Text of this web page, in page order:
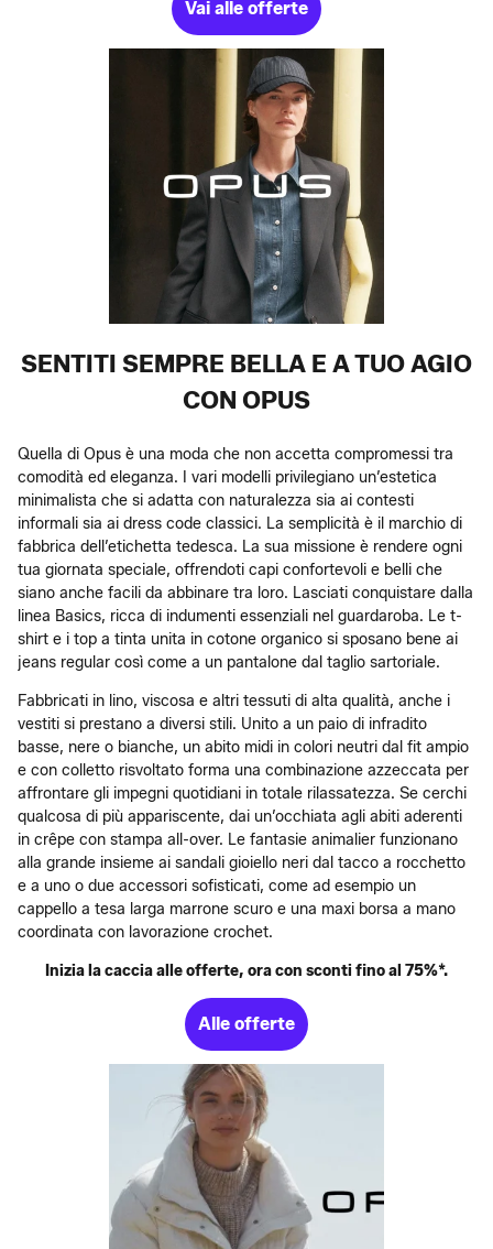
Vai alle offerte
SENTITI SEMPRE BELLA E A TUO AGIO
CON OPUS
Quella di Opus è una moda che non accetta compromessi tra
comodità ed eleganza. I vari modelli privilegiano un’estetica
minimalista che si adatta con naturalezza sia ai contesti
informali sia ai dress code classici. La semplicità è il marchio di
fabbrica dell’etichetta tedesca. La sua missione è rendere ogni
tua giornata speciale, offrendoti capi confortevoli e belli che
siano anche facili da abbinare tra loro. Lasciati conquistare dalla
linea Basics, ricca di indumenti essenziali nel guardaroba. Le t-
shirt e i top a tinta unita in cotone organico si sposano bene ai
jeans regular così come a un pantalone dal taglio sartoriale.
Fabbricati in lino, viscosa e altri tessuti di alta qualità, anche i
vestiti si prestano a diversi stili. Unito a un paio di infradito
basse, nere o bianche, un abito midi in colori neutri dal fit ampio
e con colletto risvoltato forma una combinazione azzeccata per
affrontare gli impegni quotidiani in totale rilassatezza. Se cerchi
qualcosa di più appariscente, dai un’occhiata agli abiti aderenti
in crêpe con stampa all-over. Le fantasie animalier funzionano
alla grande insieme ai sandali gioiello neri dal tacco a rocchetto
e a uno o due accessori sofisticati, come ad esempio un
cappello a tesa larga marrone scuro e una maxi borsa a mano
coordinata con lavorazione crochet.
Inizia la caccia alle offerte, ora con sconti fino al 75%*.
Alle offerte